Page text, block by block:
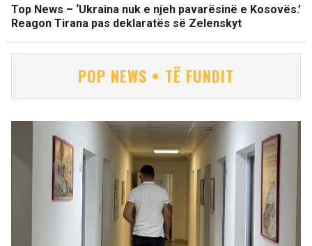
Top News – ‘Ukraina nuk e njeh pavarësinë e Kosovës.’
Reagon Tirana pas deklaratës së Zelenskyt
POP NEWS • TË FUNDIT